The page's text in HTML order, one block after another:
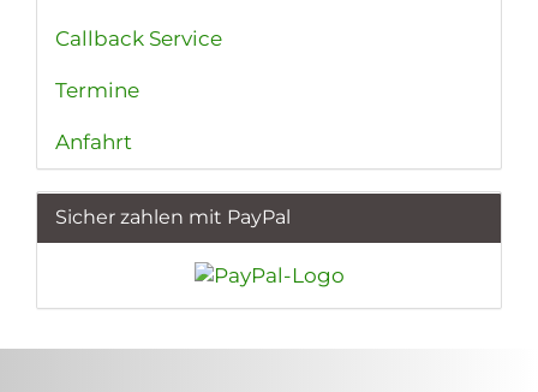
Callback Service
Termine
Anfahrt
Sicher zahlen mit PayPal